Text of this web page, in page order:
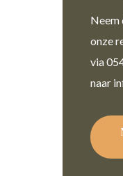
Neem
onze
via
naar